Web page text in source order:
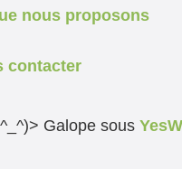
nous proposons
contacter
Galope sous